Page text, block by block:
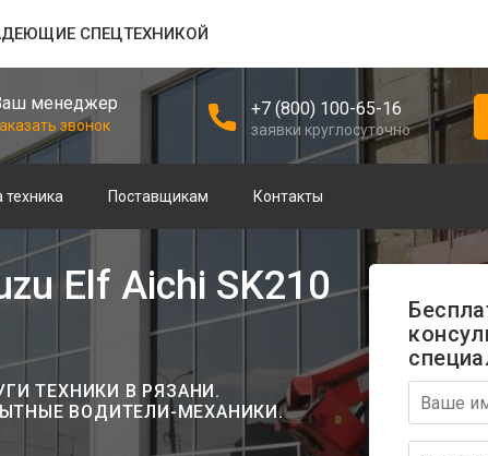
СПЕЦТЕХНИКОЙ
менеджер
звонок
+7 (800) 100-65-16
заявки круглосуточно
техника Поставщикам Контакты
Elf Aichi SK210
ТЕХНИКИ В РЯЗАНИ.
ВОДИТЕЛИ-МЕХАНИКИ.